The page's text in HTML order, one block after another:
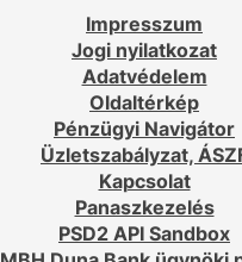
Impresszum
Jogi nyilatkozat
Adatvédelem
Oldaltérkép
Pénzügyi Navigátor
Üzletszabályzat,
Kapcsolat
Panaszkezelés
PSD2 API Sandbox